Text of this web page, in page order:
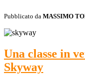
Pubblicato da MASSIMO
Una classe in
Skyway